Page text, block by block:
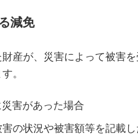
減免
産が、災害によって被害
。
害があった場合
の状況や被害額等を記載